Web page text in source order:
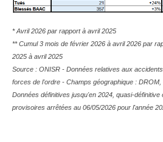
* Avril 2026 par rapport à avril 2025
** Cumul 3 mois de février 2026 à avril 2026 par
2025 à avril 2025
Source : ONISR - Données relatives aux
forces de l'ordre - Champs géographique :
Données définitives jusqu'en 2024, quasi-définitive
provisoires arrêtées au 06/05/2026 pour l'année